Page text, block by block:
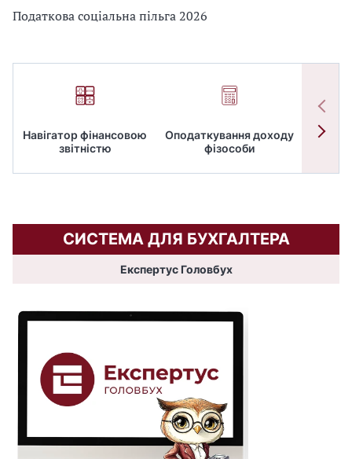
Податкова соціальна пільга 2026
Навігатор фінансовою
звітністю
Оподаткування доходу
фізособи
СИСТЕМА ДЛЯ БУХГАЛТЕРА
Експертус Головбух